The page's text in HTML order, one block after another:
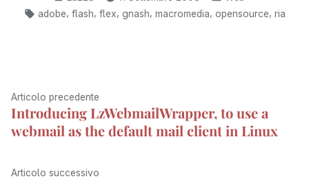
l
o
i
t
t
o
d
o
e
d
g
r
s
A
p
e
t
da
in:
Tag:
adobe, flash, flex, gnash, macromedia, opensource, ria
Navigazione
articoli
Articolo precedente
precedente:
Introducing LzWebmailWrapper, to use a
webmail as the default mail client in Linux
Articolo successivo